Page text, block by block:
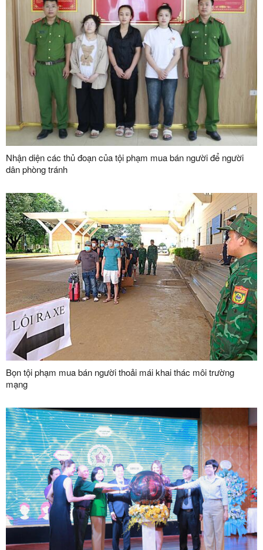
Nhận diện các thủ đoạn của tội phạm mua bán người để người
dân phòng tránh
Bọn tội phạm mua bán người thoải mái khai thác môi trường
mạng